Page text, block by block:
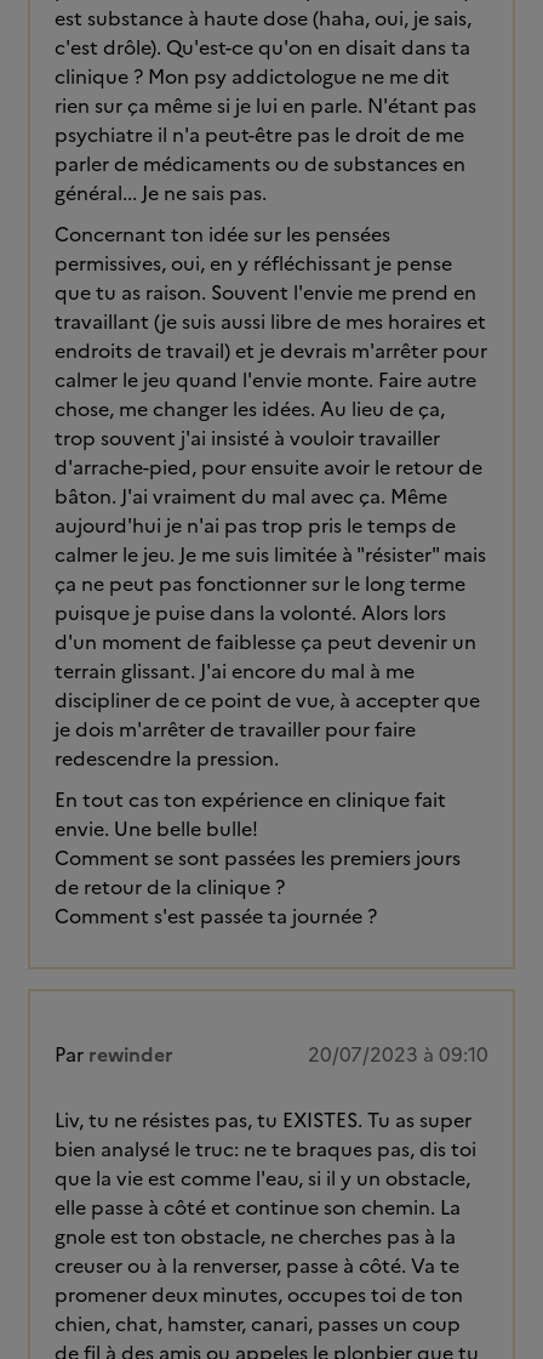
est substance à haute dose (haha, oui, je sais,
c'est drôle). Qu'est-ce qu'on en disait dans ta
clinique ? Mon psy addictologue ne me dit
rien sur ça même si je lui en parle. N'étant pas
psychiatre il n'a peut-être pas le droit de me
parler de médicaments ou de substances en
général... Je ne sais pas.
Concernant ton idée sur les pensées
permissives, oui, en y réfléchissant je pense
que tu as raison. Souvent l'envie me prend en
travaillant (je suis aussi libre de mes horaires et
endroits de travail) et je devrais m'arrêter pour
calmer le jeu quand l'envie monte. Faire autre
chose, me changer les idées. Au lieu de ça,
trop souvent j'ai insisté à vouloir travailler
d'arrache-pied, pour ensuite avoir le retour de
bâton. J'ai vraiment du mal avec ça. Même
aujourd'hui je n'ai pas trop pris le temps de
calmer le jeu. Je me suis limitée à "résister" mais
ça ne peut pas fonctionner sur le long terme
puisque je puise dans la volonté. Alors lors
d'un moment de faiblesse ça peut devenir un
terrain glissant. J'ai encore du mal à me
discipliner de ce point de vue, à accepter que
je dois m'arrêter de travailler pour faire
redescendre la pression.
En tout cas ton expérience en clinique fait
envie. Une belle bulle!
Comment se sont passées les premiers jours
de retour de la clinique ?
Comment s'est passée ta journée ?
Par rewinder 20/07/2023 à 09:10
Liv, tu ne résistes pas, tu EXISTES. Tu as super
bien analysé le truc: ne te braques pas, dis toi
que la vie est comme l'eau, si il y un obstacle,
elle passe à côté et continue son chemin. La
gnole est ton obstacle, ne cherches pas à la
creuser ou à la renverser, passe à côté. Va te
promener deux minutes, occupes toi de ton
chien, chat, hamster, canari, passes un coup
de fil à des amis ou appeles le plonbier que tu